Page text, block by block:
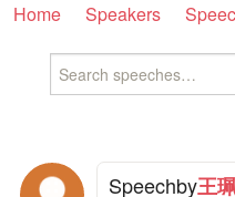
Home Speakers
Speechby王